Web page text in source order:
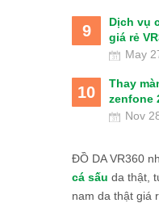
9
Dịch vụ
giá rẻ
May
10
Thay
zenfone
Nov
ĐỒ DA VR360
cá sấu da thật,
nam da thật giá